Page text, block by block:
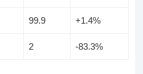
99.9 +1.4%
2 -83.3%